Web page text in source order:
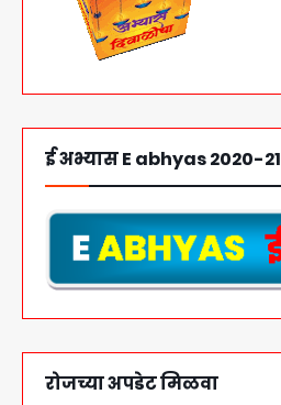
ई अभ्यास E abhyas 2020-21
रोजच्या अपडेट मिळवा